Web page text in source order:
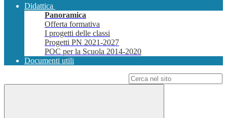
Didattica
Panoramica
Offerta formativa
I progetti delle classi
Progetti PN 2021-2027
POC per la Scuola 2014-2020
Documenti utili